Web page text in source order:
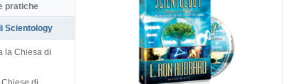
pratiche
Scientology
la Chiesa di